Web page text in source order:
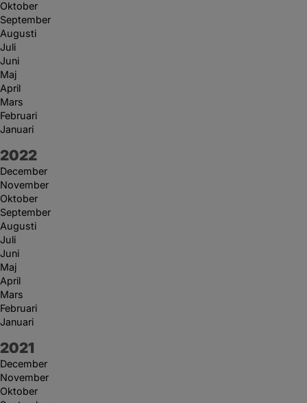
Oktober
September
Augusti
Juli
Juni
Maj
April
Mars
Februari
Januari
År:
2022
December
November
Oktober
September
Augusti
Juli
Juni
Maj
April
Mars
Februari
Januari
År:
2021
December
November
Oktober